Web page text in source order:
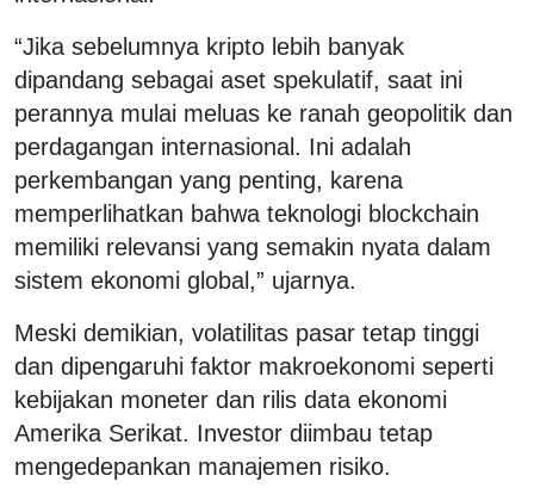
“Jika sebelumnya kripto lebih banyak
dipandang sebagai aset spekulatif, saat ini
perannya mulai meluas ke ranah geopolitik dan
perdagangan internasional. Ini adalah
perkembangan yang penting, karena
memperlihatkan bahwa teknologi blockchain
memiliki relevansi yang semakin nyata dalam
sistem ekonomi global,” ujarnya.
Meski demikian, volatilitas pasar tetap tinggi
dan dipengaruhi faktor makroekonomi seperti
kebijakan moneter dan rilis data ekonomi
Amerika Serikat. Investor diimbau tetap
mengedepankan manajemen risiko.